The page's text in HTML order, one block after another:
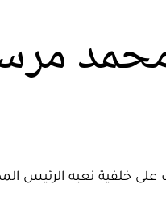
محمد
على خلفية نعيه الرئيس